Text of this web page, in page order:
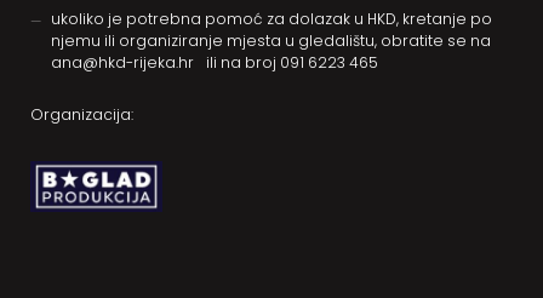
ukoliko je potrebna pomoć za dolazak u HKD, kretanje po
njemu ili organiziranje mjesta u gledalištu, obratite se na
ana@hkd-rijeka.hr
ili na broj 091 6223 465
Organizacija: